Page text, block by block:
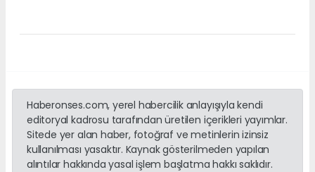
Haberonses.com, yerel habercilik anlayışıyla kendi
editoryal kadrosu tarafından üretilen içerikleri yayımlar.
Sitede yer alan haber, fotoğraf ve metinlerin izinsiz
kullanılması yasaktır. Kaynak gösterilmeden yapılan
alıntılar hakkında yasal işlem başlatma hakkı saklıdır.